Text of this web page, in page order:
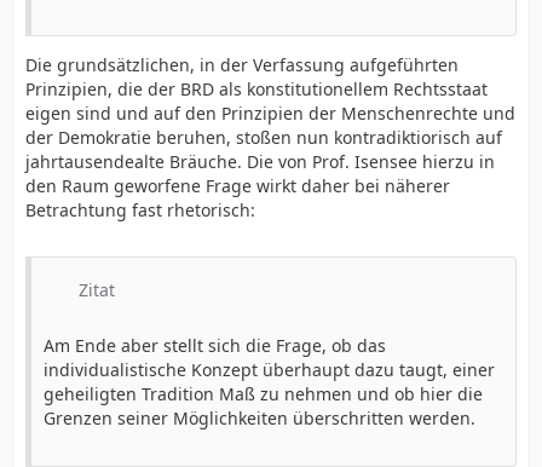
Die grundsätzlichen, in der Verfassung aufgeführten
Prinzipien, die der BRD als konstitutionellem Rechtsstaat
eigen sind und auf den Prinzipien der Menschenrechte und
der Demokratie beruhen, stoßen nun kontradiktiorisch auf
jahrtausendealte Bräuche. Die von Prof. Isensee hierzu in
den Raum geworfene Frage wirkt daher bei näherer
Betrachtung fast rhetorisch:
Zitat
Am Ende aber stellt sich die Frage, ob das
individualistische Konzept überhaupt dazu taugt, einer
geheiligten Tradition Maß zu nehmen und ob hier die
Grenzen seiner Möglichkeiten überschritten werden.